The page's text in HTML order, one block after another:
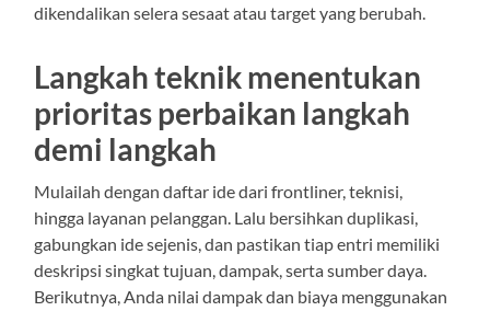
dikendalikan selera sesaat atau target yang berubah.
Langkah teknik menentukan
prioritas perbaikan langkah
demi langkah
Mulailah dengan daftar ide dari frontliner, teknisi,
hingga layanan pelanggan. Lalu bersihkan duplikasi,
gabungkan ide sejenis, dan pastikan tiap entri memiliki
deskripsi singkat tujuan, dampak, serta sumber daya.
Berikutnya, Anda nilai dampak dan biaya menggunakan